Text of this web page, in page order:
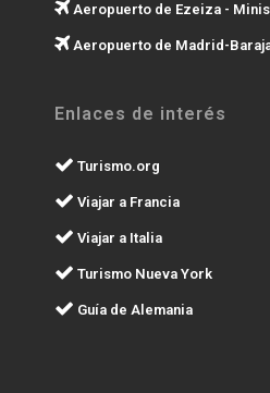
Aeropuerto de Ezeiza -
Aeropuerto de Madrid-
Enlaces de interés
Turismo.org
Viajar a Francia
Viajar a Italia
Turismo Nueva York
Guía de Alemania